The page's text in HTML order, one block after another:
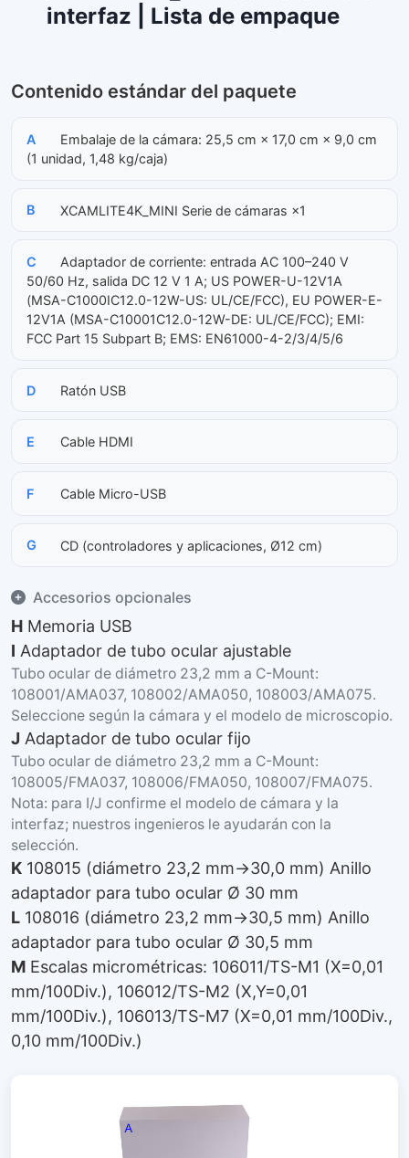
interfaz | Lista de empaque
Contenido estándar del paquete
A
Embalaje de la cámara: 25,5 cm × 17,0 cm × 9,0 cm
(1 unidad, 1,48 kg/caja)
B XCAMLITE4K_MINI Serie de cámaras ×1
C
Adaptador de corriente: entrada AC 100–240 V
50/60 Hz, salida DC 12 V 1 A; US POWER-U-12V1A
(MSA-C1000IC12.0-12W-US: UL/CE/FCC), EU POWER-E-
12V1A (MSA-C10001C12.0-12W-DE: UL/CE/FCC); EMI:
FCC Part 15 Subpart B; EMS: EN61000-4-2/3/4/5/6
D Ratón USB
E Cable HDMI
F Cable Micro-USB
G CD (controladores y aplicaciones, Ø12 cm)
Accesorios opcionales
H Memoria USB
I Adaptador de tubo ocular ajustable
Tubo ocular de diámetro 23,2 mm a C-Mount:
108001/AMA037, 108002/AMA050, 108003/AMA075.
Seleccione según la cámara y el modelo de microscopio.
J Adaptador de tubo ocular fijo
Tubo ocular de diámetro 23,2 mm a C-Mount:
108005/FMA037, 108006/FMA050, 108007/FMA075.
Nota: para I/J confirme el modelo de cámara y la
interfaz; nuestros ingenieros le ayudarán con la
selección.
K 108015 (diámetro 23,2 mm→30,0 mm) Anillo
adaptador para tubo ocular Ø 30 mm
L 108016 (diámetro 23,2 mm→30,5 mm) Anillo
adaptador para tubo ocular Ø 30,5 mm
M Escalas micrométricas: 106011/TS-M1 (X=0,01
mm/100Div.), 106012/TS-M2 (X,Y=0,01
mm/100Div.), 106013/TS-M7 (X=0,01 mm/100Div.,
0,10 mm/100Div.)